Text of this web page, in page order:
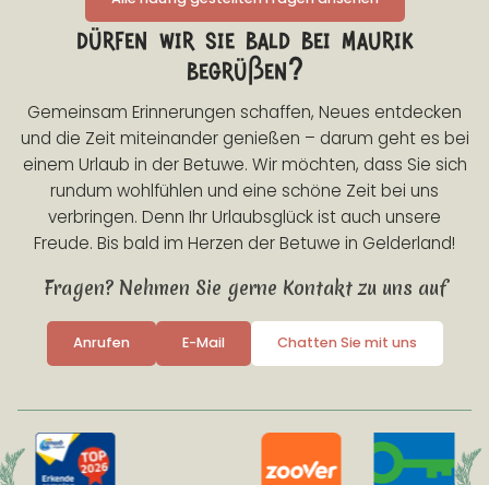
dürfen wir sie bald bei maurik
begrüßen?
Gemeinsam Erinnerungen schaffen, Neues entdecken
und die Zeit miteinander genießen – darum geht es bei
einem Urlaub in der Betuwe. Wir möchten, dass Sie sich
rundum wohlfühlen und eine schöne Zeit bei uns
verbringen. Denn Ihr Urlaubsglück ist auch unsere
Freude. Bis bald im Herzen der Betuwe in Gelderland!
Fragen? Nehmen Sie gerne Kontakt zu uns auf
Anrufen E-Mail Chatten Sie mit uns